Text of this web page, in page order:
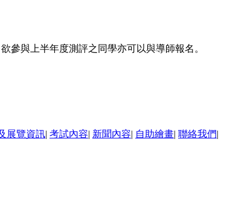
參與上半年度測評之同學亦可以與導師報名。
。
展覽資訊| 考試內容| 新聞內容| 自助繪畫| 聯絡我們|